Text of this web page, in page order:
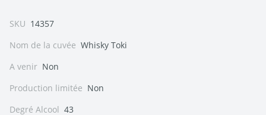
SKU 14357
Nom de la cuvée Whisky Toki
A venir Non
Production limitée Non
Degré Alcool 43